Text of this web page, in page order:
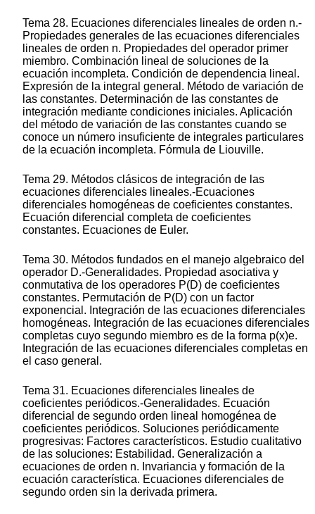
Tema 28. Ecuaciones diferenciales lineales de orden n.-
Propiedades generales de las ecuaciones diferenciales
lineales de orden n. Propiedades del operador primer
miembro. Combinación lineal de soluciones de la
ecuación incompleta. Condición de dependencia lineal.
Expresión de la integral general. Método de variación de
las constantes. Determinación de las constantes de
integración mediante condiciones iniciales. Aplicación
del método de variación de las constantes cuando se
conoce un número insuficiente de integrales particulares
de la ecuación incompleta. Fórmula de Liouville.
Tema 29. Métodos clásicos de integración de las
ecuaciones diferenciales lineales.-Ecuaciones
diferenciales homogéneas de coeficientes constantes.
Ecuación diferencial completa de coeficientes
constantes. Ecuaciones de Euler.
Tema 30. Métodos fundados en el manejo algebraico del
operador D.-Generalidades. Propiedad asociativa y
conmutativa de los operadores P(D) de coeficientes
constantes. Permutación de P(D) con un factor
exponencial. Integración de las ecuaciones diferenciales
homogéneas. Integración de las ecuaciones diferenciales
completas cuyo segundo miembro es de la forma p(x)e.
Integración de las ecuaciones diferenciales completas en
el caso general.
Tema 31. Ecuaciones diferenciales lineales de
coeficientes periódicos.-Generalidades. Ecuación
diferencial de segundo orden lineal homogénea de
coeficientes periódicos. Soluciones periódicamente
progresivas: Factores característicos. Estudio cualitativo
de las soluciones: Estabilidad. Generalización a
ecuaciones de orden n. Invariancia y formación de la
ecuación característica. Ecuaciones diferenciales de
segundo orden sin la derivada primera.